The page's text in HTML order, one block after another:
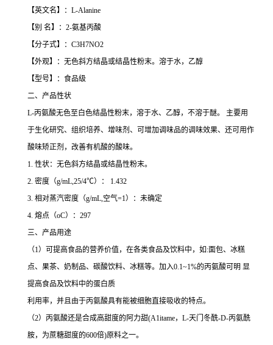
【英文名】：L-Alanine
【别 名】：2-氨基丙酸
【分子式】：C3H7NO2
【外观】：无色斜方结晶或结晶性粉末。溶于水，乙醇
【型号】：食品级
二、产品性状
L-丙氨酸无色至白色结晶性粉末，溶于水、乙醇，不溶于醚。 主要用
于生化研究、组织培养、增味剂、可增加调味品的调味效果、还可用作
酸味矫正剂，改善有机酸的酸味。
1. 性状：无色斜方结晶或结晶性粉末。
2. 密度（g/mL,25/4℃）： 1.432
3. 相对蒸汽密度（g/mL,空气=1）：未确定
4. 熔点（oC）：297
三、产品用途
（1）可提高食品的营养价值，在各类食品及饮料中，如:面包、冰糕
点、果茶、奶制品、碳酸饮料、冰糕等。加入0.1~1%的丙氨酸可明 显
提高食品及饮料中的蛋白质
利用率，并且由于丙氨酸具有能被细胞直接吸收的特点。
（2）丙氨酸还是合成高甜度的阿力甜(A1itame，L-天门冬酰-D-丙氨酰
胺，为蔗糖甜度的600倍)原料之一。